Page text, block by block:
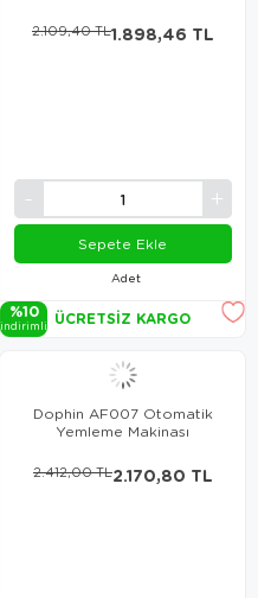
Adet
1.898,46 TL
2.109,40 TL
Sepete Ekle
%10
i̇ndi̇ri̇mli̇ ÜCRETSIZ KARGO
Dophin AF007 Otomatik
Yemleme Makinası
2.170,80 TL
2.412,00 TL